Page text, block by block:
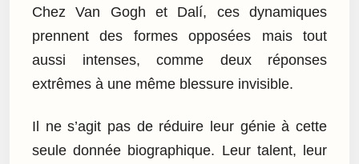
Chez Van Gogh et Dalí, ces dynamiques
prennent des formes opposées mais tout
aussi intenses, comme deux réponses
extrêmes à une même blessure invisible.
Il ne s’agit pas de réduire leur génie à cette
seule donnée biographique. Leur talent, leur